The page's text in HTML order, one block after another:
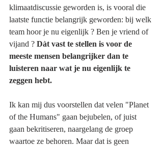
klimaatdiscussie geworden is, is vooral die
laatste functie belangrijk geworden: bij welk
team hoor je nu eigenlijk ? Ben je vriend of
vijand ? Dàt vast te stellen is voor de
meeste mensen belangrijker dan te
luisteren naar wat je nu eigenlijk te
zeggen hebt.
Ik kan mij dus voorstellen dat velen "Planet
of the Humans" gaan bejubelen, of juist
gaan bekritiseren, naargelang de groep
waartoe ze behoren. Maar dat is geen